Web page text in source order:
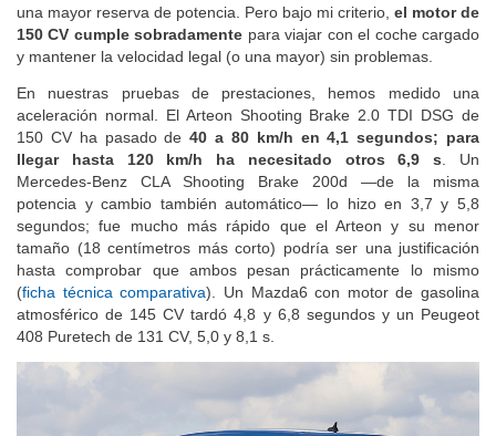
una mayor reserva de potencia. Pero bajo mi criterio, el motor de
150 CV cumple sobradamente para viajar con el coche cargado
y mantener la velocidad legal (o una mayor) sin problemas.
En nuestras pruebas de prestaciones, hemos medido una
aceleración normal. El Arteon Shooting Brake 2.0 TDI DSG de
150 CV ha pasado de 40 a 80 km/h en 4,1 segundos; para
llegar hasta 120 km/h ha necesitado otros 6,9 s . Un
Mercedes-Benz CLA Shooting Brake 200d —de la misma
potencia y cambio también automático— lo hizo en 3,7 y 5,8
segundos; fue mucho más rápido que el Arteon y su menor
tamaño (18 centímetros más corto) podría ser una justificación
hasta comprobar que ambos pesan prácticamente lo mismo
(ficha técnica comparativa). Un Mazda6 con motor de gasolina
atmosférico de 145 CV tardó 4,8 y 6,8 segundos y un Peugeot
408 Puretech de 131 CV, 5,0 y 8,1 s.